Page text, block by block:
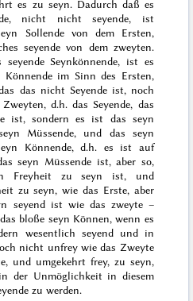
es zu seyn. Dadurch daß es
, nicht nicht seyende, ist
Sollende von dem Ersten,
seyende von dem zweyten.
seyendeSeynkönnende, ist es
im Sinn des Ersten,
das nicht Seyende ist, noch
d.h. das Seyende, das
ist, sondern es ist das seyn
Müssende, und das seyn
Könnende, d.h. es ist auf
seyn Müssende ist, aber so,
Freyheit zu seyn ist, und
zuseyn, wie das Erste, aber
seyend ist wie das zweyte –
bloße seyn Können, wenn es
wesentlich seyend und in
nicht unfrey wie das Zweyte
und umgekehrt frey, zu seyn,
der Unmöglichkeit in diesem
zu werden.